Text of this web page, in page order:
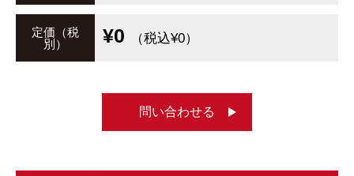
定価（税
別）
¥0 （税込¥0）
問い合わせる